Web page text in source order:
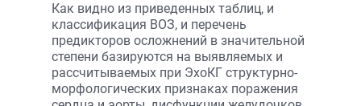
Как видно из приведенных таблиц, и
классификация ВОЗ, и перечень
предикторов осложнений в значительной
степени базируются на выявляемых и
рассчитываемых при ЭхоКГ структурно-
морфологических признаках поражения